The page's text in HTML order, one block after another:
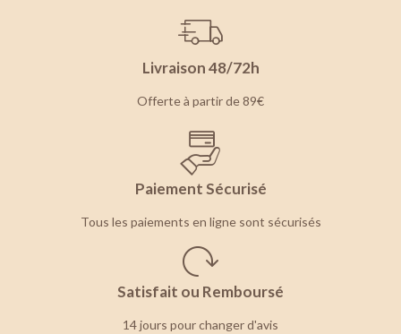
Livraison 48/72h
Offerte à partir de 89€
Paiement Sécurisé
Tous les paiements en ligne sont sécurisés
Satisfait ou Remboursé
14 jours pour changer d'avis